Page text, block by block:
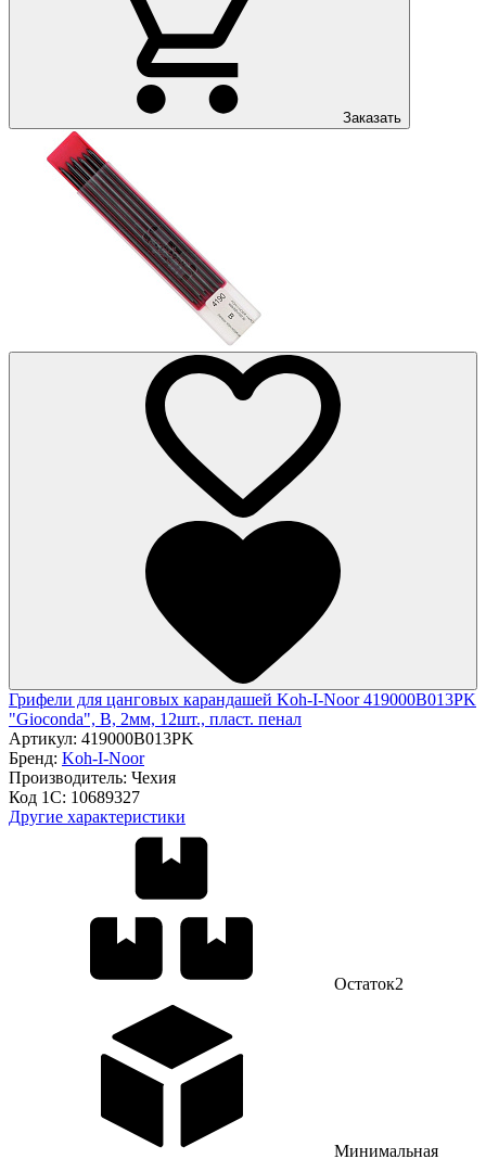
Заказать
Грифели для цанговых карандашей Koh-I-Noor 419000B013PK
"Gioconda", B, 2мм, 12шт., пласт. пенал
Артикул: 419000B013PK
Бренд: Koh-I-Noor
Производитель: Чехия
Код 1С: 10689327
Другие характеристики
Остаток2
Минимальная